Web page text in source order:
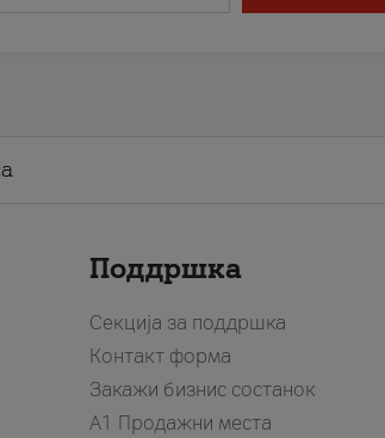
Поддршка
Секција за поддршка
Контакт форма
Закажи бизнис состанок
A1 Продажни места